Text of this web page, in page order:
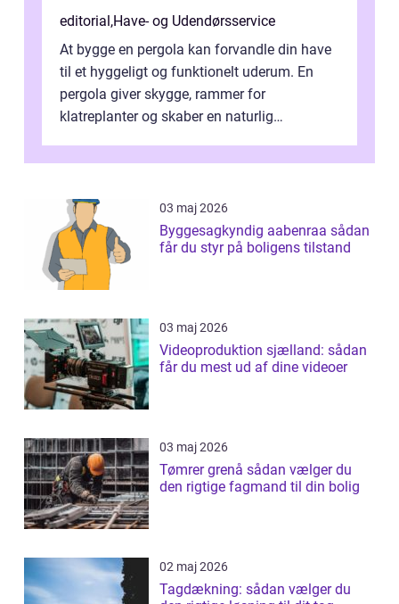
editorial ,Have- og Udendørsservice
At bygge en pergola kan forvandle din have
til et hyggeligt og funktionelt uderum. En
pergola giver skygge, rammer for
klatreplanter og skaber en naturlig
d...
03 maj 2026
Byggesagkyndig aabenraa sådan
får du styr på boligens tilstand
03 maj 2026
Videoproduktion sjælland: sådan
får du mest ud af dine videoer
03 maj 2026
Tømrer grenå sådan vælger du
den rigtige fagmand til din bolig
02 maj 2026
Tagdækning: sådan vælger du